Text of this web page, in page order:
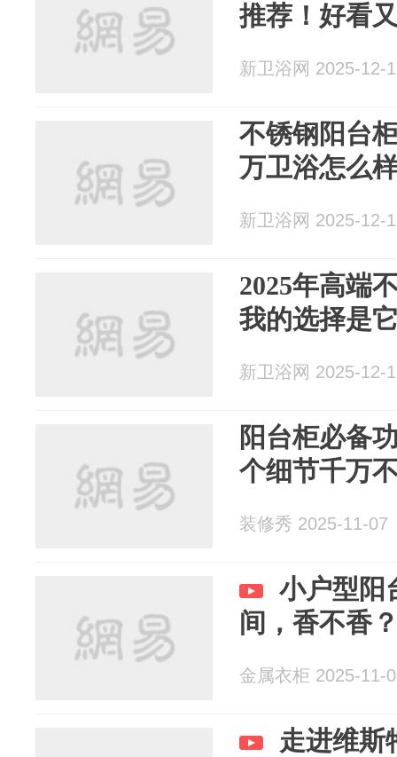
推荐！好看
新卫浴网 2025-12-
不锈钢阳台
万卫浴怎么
新卫浴网 2025-12-
2025年高端
我的选择是
新卫浴网 2025-12-
阳台柜必备
个细节千万
装修秀 2025-11-07
小户型阳
间，香不香
金属衣柜 2025-11-
走进维斯